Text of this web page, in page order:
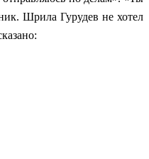
Шрила Гурудев не хотел